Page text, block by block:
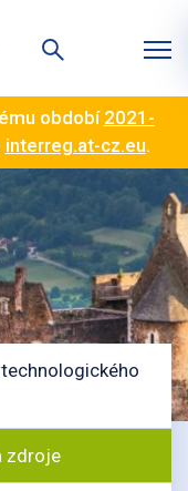
období2021-
interreg.at-cz.eu.
zdroje